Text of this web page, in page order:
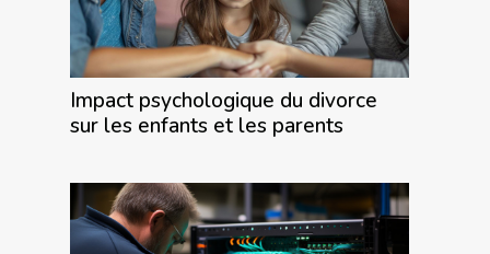
Impact psychologique du divorce
sur les enfants et les parents